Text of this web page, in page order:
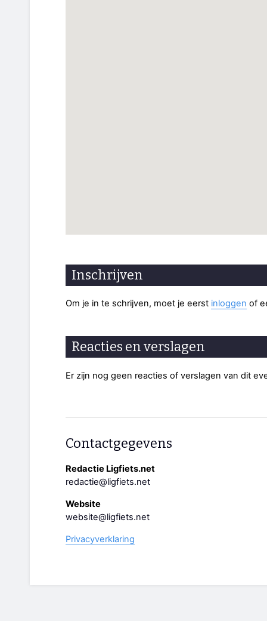
Inschrijven
Om je in te schrijven, moet je eerst inloggen of
Reacties en verslagen
Er zijn nog geen reacties of verslagen van dit
Contactgegevens
Redactie Ligfiets.net
redactie@ligfiets.net
Website
website@ligfiets.net
Privacyverklaring